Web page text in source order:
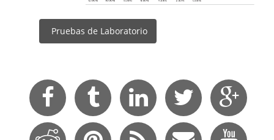
Pruebas de Laboratorio